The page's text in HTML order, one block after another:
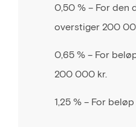
0,50 % – For den
overstiger 200
0,65 % – For
200 000 kr.
1,25 % – For